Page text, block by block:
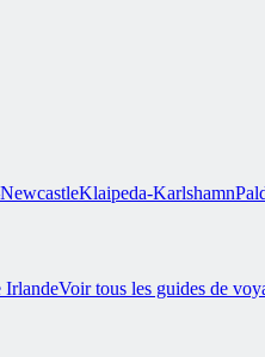
Klaipeda-Karlshamn
IrlandeVoir tous les guides de